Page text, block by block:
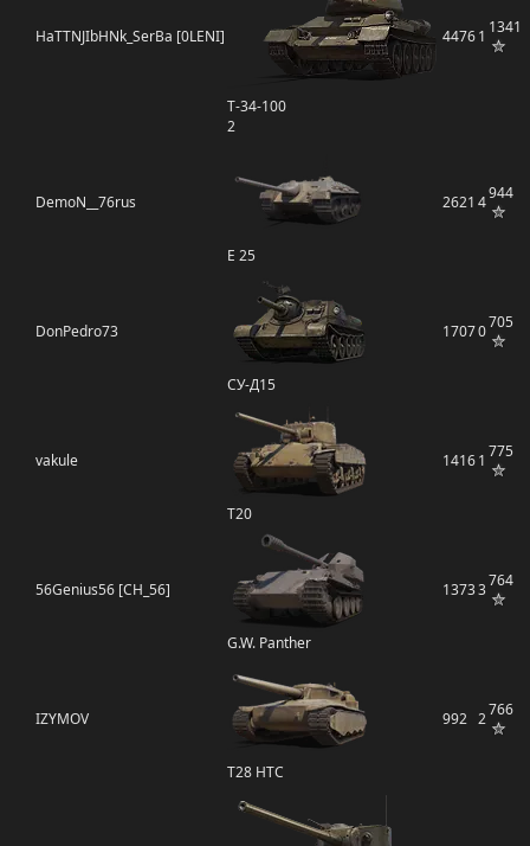
HaTTNJIbHNk_SerBa [0LENI]
Т-34-100
2
44761 1341
DemoN__76rus
E 25
2621 4944
DonPedro73
СУ-Д15
17070705
vakule
T20
14161 775
56Genius56 [CH_56]
G.W. Panther
13733764
IZYMOV
T28 HTC
992 2766